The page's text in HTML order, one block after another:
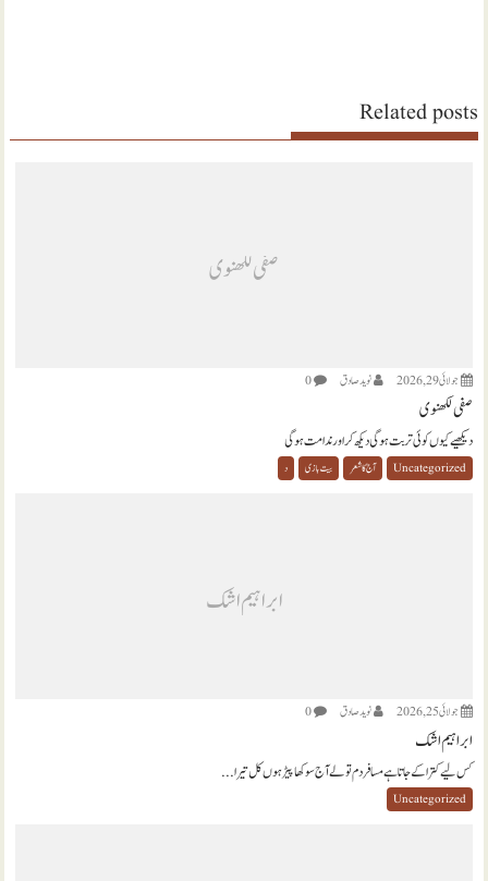
Related posts
صفی لکھنوی
جولائی 29, 2026 نويد صادق 0
صفی لکھنوی
دیکھیے کیوں کوئی تربت ہو گی دیکھ کر اور ندامت ہو گی
Uncategorized آج کا شعر بیت بازی د
ابراہیم اشک
جولائی 25, 2026 نويد صادق 0
ابراہیم اشک
کس لیے کترا کے جاتا ہے مسافر دم تو لے آج سوکھا پیڑ ہوں کل تیرا...
Uncategorized